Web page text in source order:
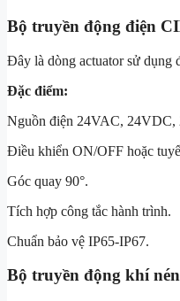
Bộ truyền động điện
Đây là dòng actuator sử dụng
Đặc điểm:
Nguồn điện 24VAC, 24VDC,
Điều khiển ON/OFF hoặc
Góc quay 90°.
Tích hợp công tắc hành trình.
Chuẩn bảo vệ IP65-IP67.
Bộ truyền động khí